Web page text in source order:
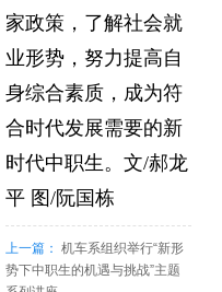
家政策，了解社会就
业形势，努力提高自
身综合素质，成为符
合时代发展需要的新
时代中职生。文/郝龙
平 图/阮国栋
上一篇： 机车系组织举行“新形
势下中职生的机遇与挑战”主题